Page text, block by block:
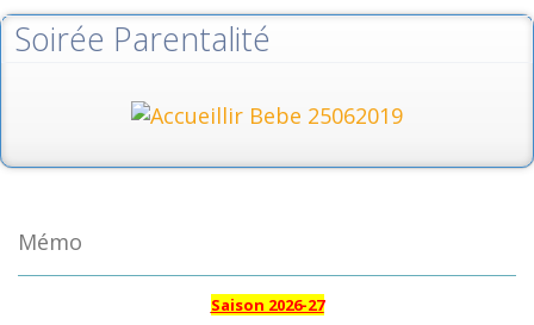
Soirée Parentalité
Mémo
Saison 2026-27